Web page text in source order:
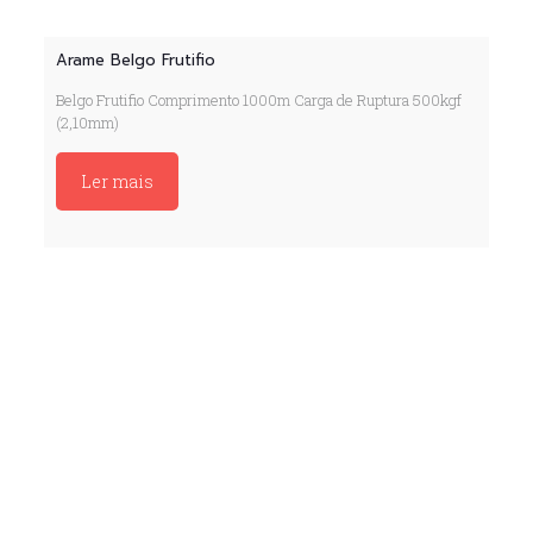
Arame Belgo Frutifio
Belgo Frutifio Comprimento 1000m Carga de Ruptura 500kgf
(2,10mm)
Ler mais